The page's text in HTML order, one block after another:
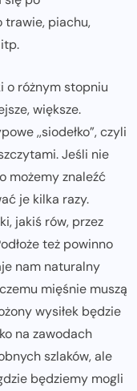
trawie, piachu,
o różnym stopniu
większe.
,,siodełko”, czyli
Jeśli nie
możemy znaleźć
je kilka razy.
jakiś rów, przez
też powinno
nam naturalny
mięśnie muszą
wysiłek będzie
na zawodach
szlaków, ale
będziemy mogli